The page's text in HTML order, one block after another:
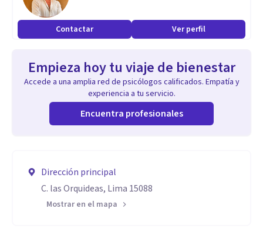
Contactar Ver perfil
Empieza hoy tu viaje de bienestar
Accede a una amplia red de psicólogos calificados. Empatía y
experiencia a tu servicio.
Encuentra profesionales
Dirección principal
C. las Orquideas, Lima 15088
Mostrar en el mapa